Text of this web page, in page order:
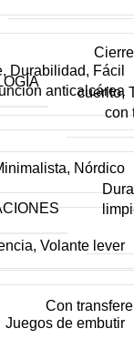
Durabilidad, Fácil
anticalcárea
Nórdico
Volante lever
Juegos de embutir
cuerito,
con
Con